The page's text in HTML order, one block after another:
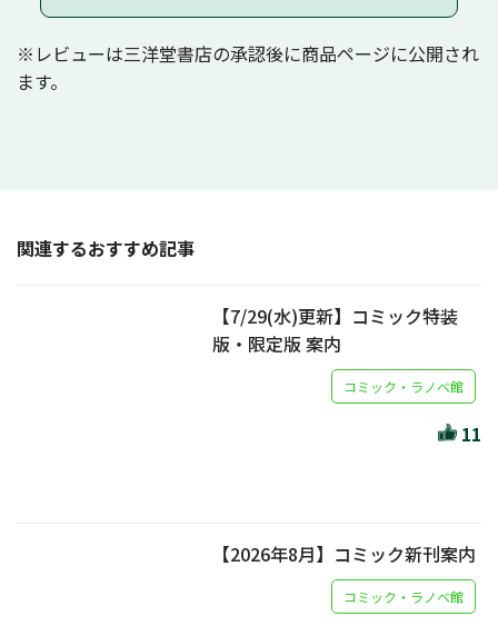
※レビューは三洋堂書店の承認後に商品ページに公開され
ます。
関連するおすすめ記事
【7/29(水)更新】コミック特装
版・限定版 案内
コミック・ラノベ館
11
【2026年8月】コミック新刊案内
コミック・ラノベ館